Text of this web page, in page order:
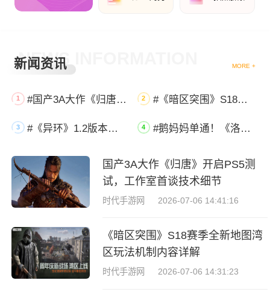
新闻资讯
NEWS INFORMATION MORE +
1 #国产3A大作《归唐》开启PS5测试，工作室首谈技术细节# 2 #《暗区突围》S18赛季全新地图湾区玩法机制内容详解#
3 #《异环》1.2版本最全抽卡资源环石方斯汇总# 4 #鹅妈妈单通！《洛克王国：世界》星光对决格里芬速通攻略#
国产3A大作《归唐》开启PS5测
试，工作室首谈技术细节
时代手游网 2026-07-06 14:41:16
《暗区突围》S18赛季全新地图湾
区玩法机制内容详解
时代手游网 2026-07-06 14:31:23